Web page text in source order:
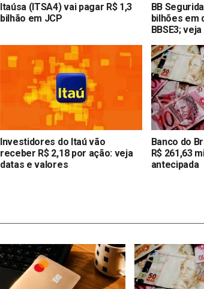
Itaúsa (ITSA4) vai pagar R$ 1,3
bilhão em JCP
BB
bilhões em
BBSE3;
Investidores do Itaú vão
receber R$ 2,18 por ação: veja
datas e valores
Banco do
R$ 261,63
antecipada